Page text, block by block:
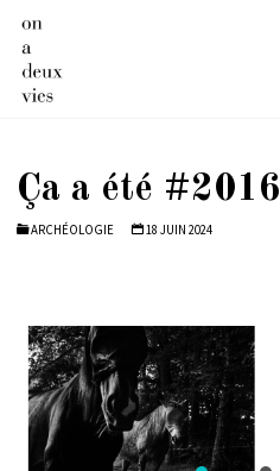
content
Ça a été #2016
ARCHÉOLOGIE 18 JUIN 2024